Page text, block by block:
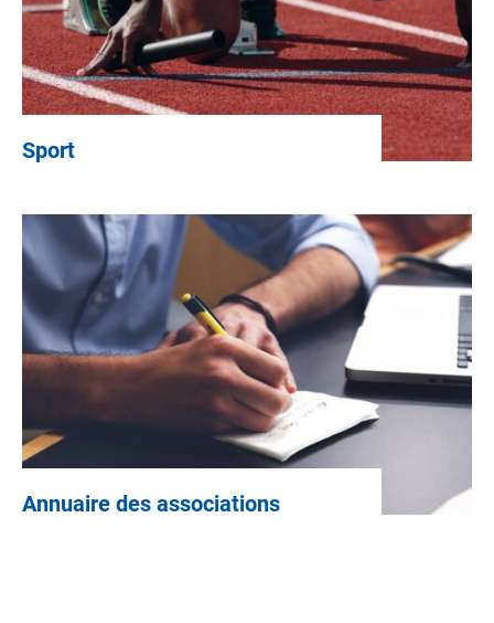
Sport
Annuaire des associations